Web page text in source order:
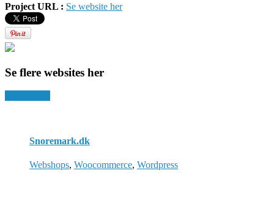
Project URL : Se website her
Se flere websites her
Snoremark.dk
Webshops, Woocommerce, Wordpress